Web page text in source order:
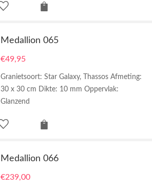
Medallion 065
€49,95
Granietsoort: Star Galaxy, Thassos Afmeting:
30 x 30 cm Dikte: 10 mm Oppervlak:
Glanzend
Medallion 066
€239,00